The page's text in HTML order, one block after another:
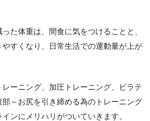
た体重は、間食に気をつけることと、
すくなり、日常生活での運動量が上が
ーニング、加圧トレーニング、ピラテ
部～お尻を引き締める為のトレーニング
ンにメリハリがついていきます。